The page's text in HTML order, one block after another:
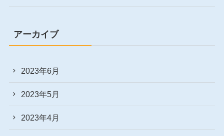
アーカイブ
2023年6月
2023年5月
2023年4月